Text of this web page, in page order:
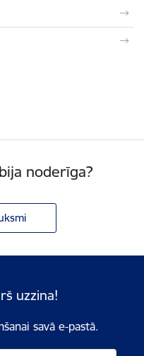
noderīga?
uzzina!
savā e-pastā.